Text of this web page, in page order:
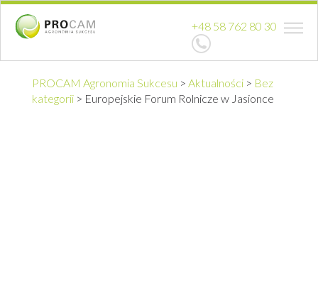
+48 58 762 80 30
PROCAM Agronomia Sukcesu > Aktualności > Bez
kategorii > Europejskie Forum Rolnicze w Jasionce